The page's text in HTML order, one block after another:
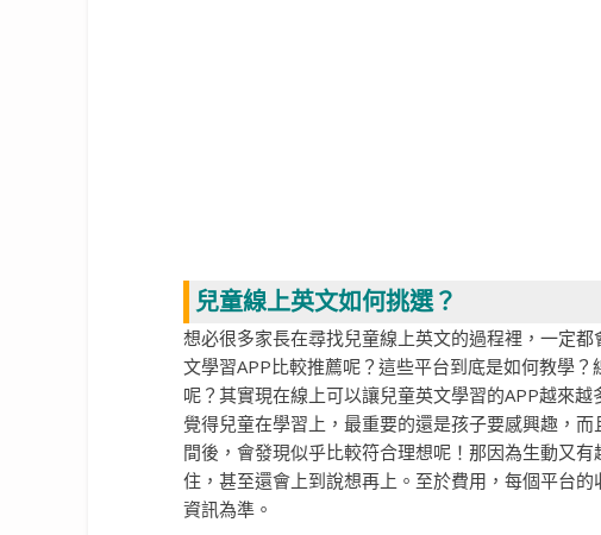
兒童線上英文如何挑選？
想必很多家長在尋找兒童線上英文的過程裡，一定
文學習APP比較推薦呢？這些平台到底是如何教學
呢？其實現在線上可以讓兒童英文學習的APP越來
覺得兒童在學習上，最重要的還是孩子要感興趣，
間後，會發現似乎比較符合理想呢！那因為生動又
住，甚至還會上到說想再上。至於費用，每個平台
資訊為準。